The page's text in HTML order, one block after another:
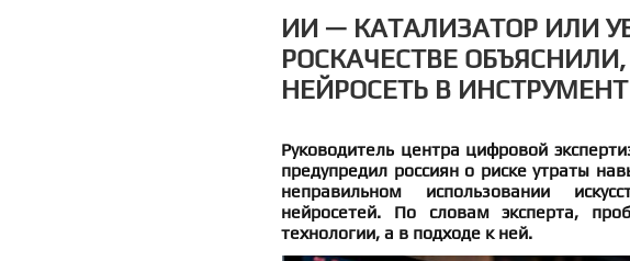
ИИ — КАТАЛИЗАТОР ИЛИ
РОСКАЧЕСТВЕ
НЕЙРОСЕТЬ В
Руководитель центра цифровой
предупредил россиян о риске утраты
неправильном использовании
нейросетей. По словам эксперта,
технологии, а в подходе к ней.